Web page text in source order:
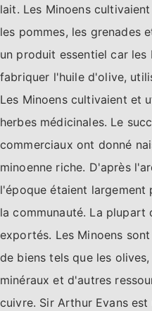
lait. Les Minoens
les pommes, les grenades
un produit essentiel car
fabriquer l'huile d'olive,
Les Minoens cultivaient et
herbes médicinales. Le
commerciaux ont donné
minoenne riche. D'après
l'époque étaient largement
la communauté. La plupart
exportés. Les Minoens
de biens tels que les
minéraux et d'autres
cuivre. Sir Arthur Evans